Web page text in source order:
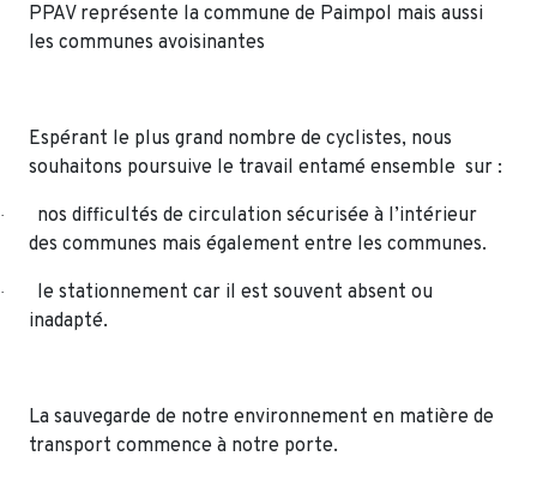
PPAV représente la commune de Paimpol mais aussi
les communes avoisinantes
Espérant le plus grand nombre de cyclistes, nous
souhaitons poursuive le travail entamé ensemble sur :
· nos difficultés de circulation sécurisée à l’intérieur
des communes mais également entre les communes.
· le stationnement car il est souvent absent ou
inadapté.
La sauvegarde de notre environnement en matière de
transport commence à notre porte.